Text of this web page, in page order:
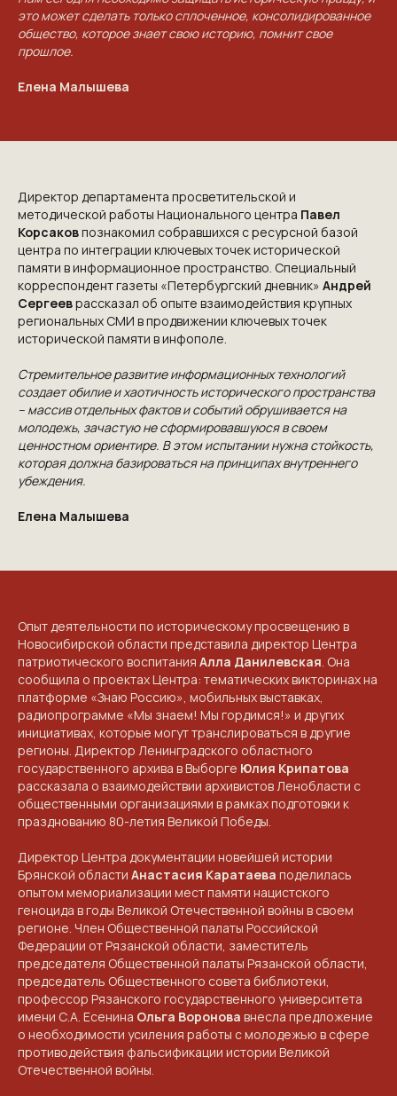
это может сделать только сплоченное, консолидированное
общество, которое знает свою историю, помнит свое
прошлое.
Елена Малышева
Директор департамента просветительской и
методической работы Национального центра Павел
Корсаковпознакомил собравшихся с ресурсной базой
центра по интеграции ключевых точек исторической
памяти в информационное пространство. Специальный
корреспондент газеты «Петербургский дневник» Андрей
Сергееврассказал об опыте взаимодействия крупных
региональных СМИ в продвижении ключевых точек
исторической памяти в инфополе.
Стремительное развитие информационных технологий
создает обилие и хаотичность исторического пространства
– массив отдельных фактов и событий обрушивается на
молодежь, зачастую не сформировавшуюся в своем
ценностном ориентире. В этом испытании нужна стойкость,
которая должна базироваться на принципах внутреннего
убеждения.
Елена Малышева
Опыт деятельности по историческому просвещению в
Новосибирской области представила директор Центра
патриотического воспитания Алла Данилевская. Она
сообщила о проектах Центра: тематических викторинах на
платформе «Знаю Россию», мобильных выставках,
радиопрограмме «Мы знаем! Мы гордимся!» и других
инициативах, которые могут транслироваться в другие
регионы. Директор Ленинградского областного
государственного архива в Выборге Юлия Крипатова
рассказала о взаимодействии архивистов Ленобласти с
общественными организациями в рамках подготовки к
празднованию 80-летия Великой Победы.
Директор Центра документации новейшей истории
Брянской области Анастасия Каратаева поделилась
опытом мемориализации мест памяти нацистского
геноцида в годы Великой Отечественной войны в своем
регионе. Член Общественной палаты Российской
Федерации от Рязанской области, заместитель
председателя Общественной палаты Рязанской области,
председатель Общественного совета библиотеки,
профессор Рязанского государственного университета
имени С.А. Есенина Ольга Воронова внесла предложение
о необходимости усиления работы с молодежью в сфере
противодействия фальсификации истории Великой
Отечественной войны.
КОНТАКТЫ
ПРИГЛАШАЕМ ВАС
ПРИНЯТЬ УЧАСТИЕ В
NGKMOSCOW@YANDEX.RU
+7 (925) 007-33-07